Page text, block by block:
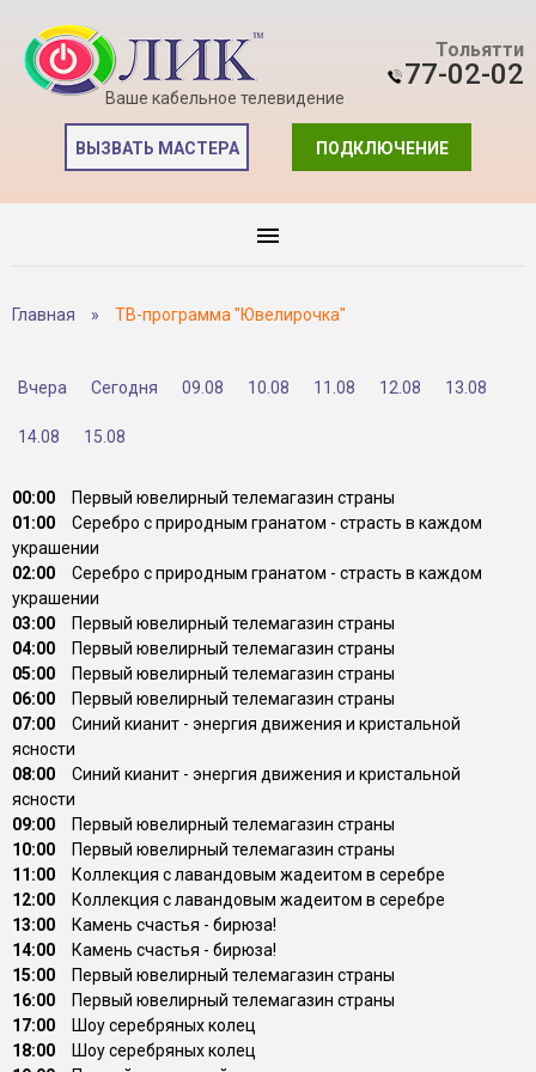
Ваше кабельное телевидение
Тольятти
77-02-02
ПОДКЛЮЧЕНИЕ
ВЫЗВАТЬ МАСТЕРА
Главная » ТВ-программа "Ювелирочка"
Вчера Сегодня 09.08 10.08 11.08 12.08 13.08
14.08 15.08
00:00
Первый ювелирный телемагазин страны
01:00
Серебро с природным гранатом - страсть в каждом
украшении
02:00
Серебро с природным гранатом - страсть в каждом
украшении
03:00
Первый ювелирный телемагазин страны
04:00
Первый ювелирный телемагазин страны
05:00
Первый ювелирный телемагазин страны
06:00
Первый ювелирный телемагазин страны
07:00
Синий кианит - энергия движения и кристальной
ясности
08:00
Синий кианит - энергия движения и кристальной
ясности
09:00
Первый ювелирный телемагазин страны
10:00
Первый ювелирный телемагазин страны
11:00
Коллекция с лавандовым жадеитом в серебре
12:00
Коллекция с лавандовым жадеитом в серебре
13:00
Камень счастья - бирюза!
14:00
Камень счастья - бирюза!
15:00
Первый ювелирный телемагазин страны
16:00
Первый ювелирный телемагазин страны
17:00
Шоу серебряных колец
18:00
Шоу серебряных колец